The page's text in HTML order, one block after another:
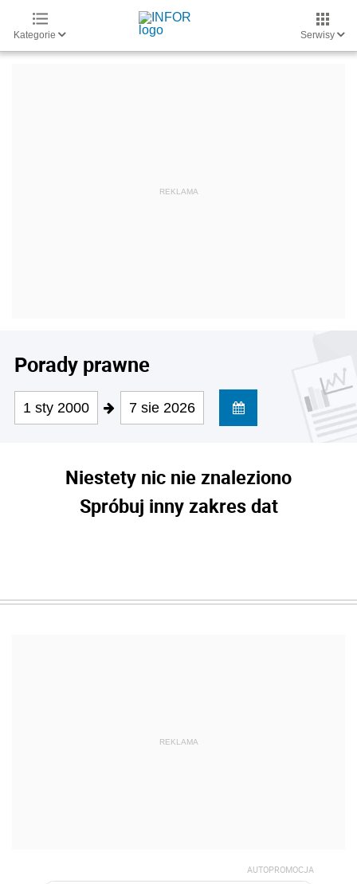
Kategorie Serwisy
Porady prawne
1 sty 2000 7 sie 2026
Niestety nic nie znaleziono
Spróbuj inny zakres dat
REKLAMA
AUTOPROMOCJA